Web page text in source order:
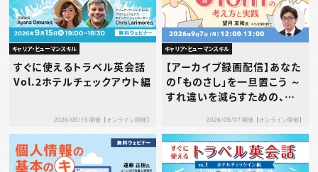
キャリア・ヒューマンスキル
すぐに使えるトラベル英会話
Vol.2ホテルチェックアウト編
2026/09/15 開催【オンライン開催】
キャリア・ヒューマンスキル
【アーカイブ録画配信】あなた
の「ものさし」を一旦置こう ～
すれ違いを減らすための、タ
2026/09/07 開催【オンライン開催】